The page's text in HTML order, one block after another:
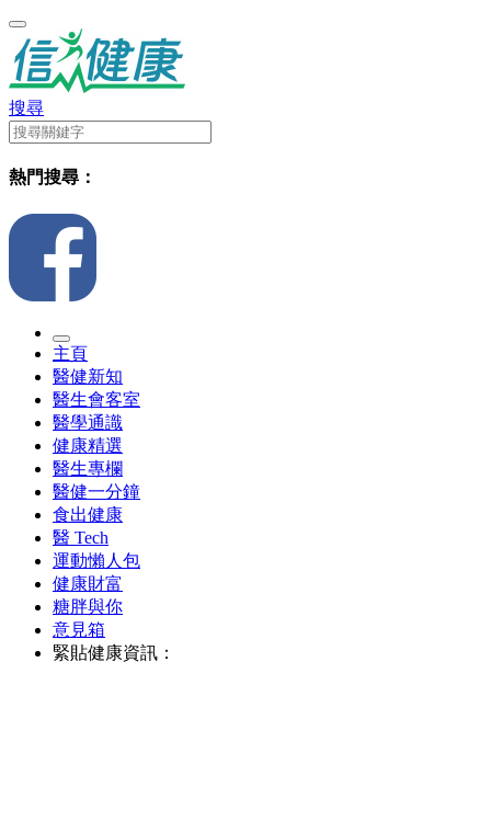
搜尋
熱門搜尋：
主頁
醫健新知
醫生會客室
醫學通識
健康精選
醫生專欄
醫健一分鐘
食出健康
醫 Tech
運動懶人包
健康財富
糖胖與你
意見箱
緊貼健康資訊：